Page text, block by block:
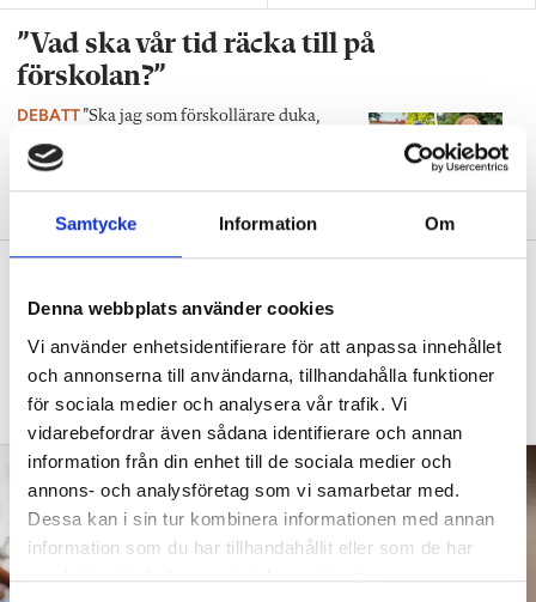
Samtycke Information Om
Denna webbplats använder cookies
Vi använder enhetsidentifierare för att anpassa innehållet
och annonserna till användarna, tillhandahålla funktioner
för sociala medier och analysera vår trafik. Vi
vidarebefordrar även sådana identifierare och annan
information från din enhet till de sociala medier och
annons- och analysföretag som vi samarbetar med.
Dessa kan i sin tur kombinera informationen med annan
information som du har tillhandahållit eller som de har
samlat in när du har använt deras tjänster.
”Vad ska vår tid räcka till på
förskolan?”
DEBATT”Ska jag som förskollärare duka,
damma, snygga upp i hallen, svara i telefon
eller ska jag vara närvarande tillsammans
med barnen?”
barn behöver anpassas?”
DEBATT”Frågan är hur skolan kan ge plats åt
fler barn från början – inte hur de ska
anpassas till skolan”.